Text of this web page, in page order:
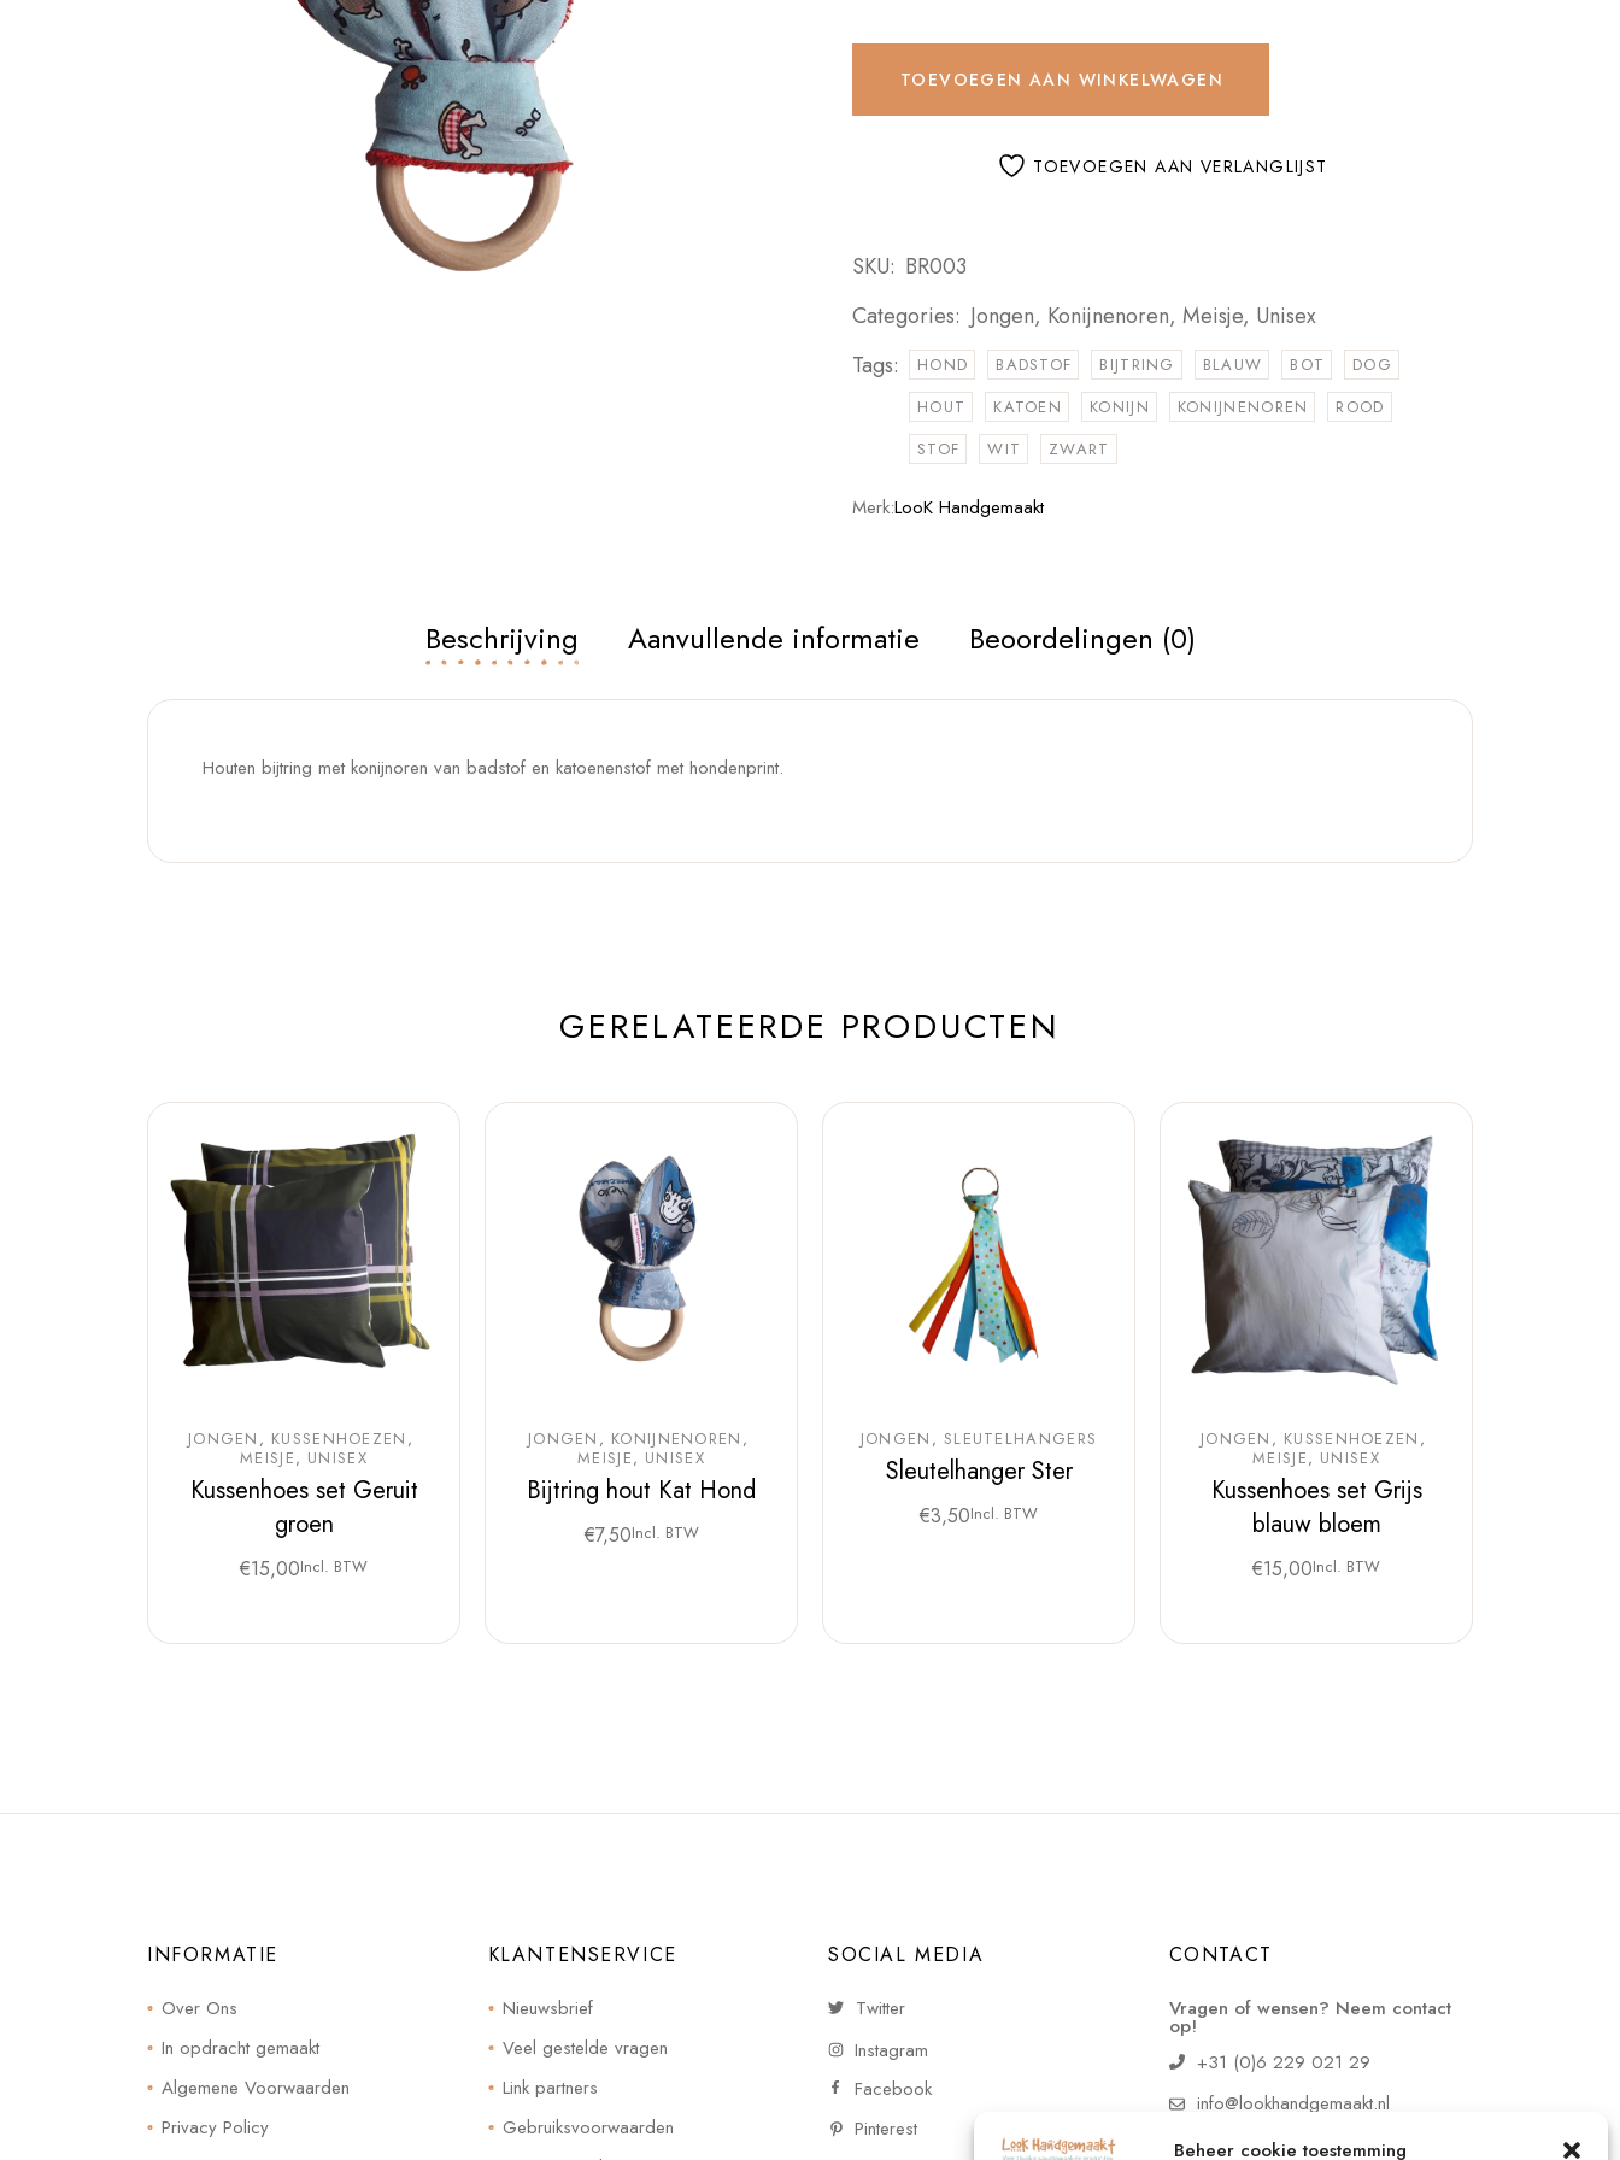
Beheer cookie toestemming
TOEVOEGEN AAN WINKELWAGEN
TOEVOEGEN AAN VERLANGLIJST
SKU: BR003
Categories: Jongen, Konijnenoren, Meisje, Unisex
Tags:
HOND BADSTOF BIJTRING BLAUW BOT
DOG
HOUT
KATOEN KONIJN KONIJNENOREN
ROOD
STOF
WIT ZWART
Merk:LooK Handgemaakt
Beschrijving Aanvullende informatie Beoordelingen (0)
Houten bijtring met konijnoren van badstof en katoenenstof met hondenprint.
GERELATEERDE PRODUCTEN
JONGEN
KUSSENHOEZEN
MEISJE
UNISEX
Kussenhoes set Geruit
groen
€15,00Incl. BTW
JONGEN
KONIJNENOREN
MEISJE
UNISEX
Bijtring hout Kat Hond
€7,50Incl. BTW
JONGEN SLEUTELHANGERS
Sleutelhanger Ster
€3,50Incl. BTW
JONGEN
KUSSENHOEZEN
MEISJE
UNISEX
Kussenhoes set Grijs
blauw bloem
€15,00Incl. BTW
INFORMATIE
Over Ons
In opdracht gemaakt
Algemene Voorwaarden
Privacy Policy
KLANTENSERVICE
Nieuwsbrief
Veel gestelde vragen
Link partners
Gebruiksvoorwaarden
SOCIAL MEDIA
Twitter
Instagram
Facebook
Pinterest
CONTACT
Vragen of wensen? Neem contact
op!
+31 (0)6 229 021 29
info@lookhandgemaakt.nl